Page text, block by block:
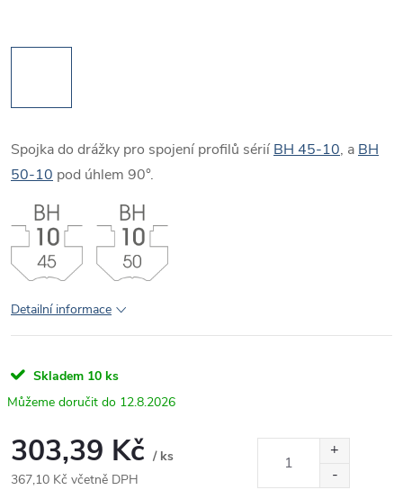
Spojka do drážky pro spojení profilů sérií BH 45-10, a BH
50-10 pod úhlem 90°.
Detailní informace
Skladem 10 ks
12.8.2026
303,39 Kč / ks
367,10 Kč včetně DPH